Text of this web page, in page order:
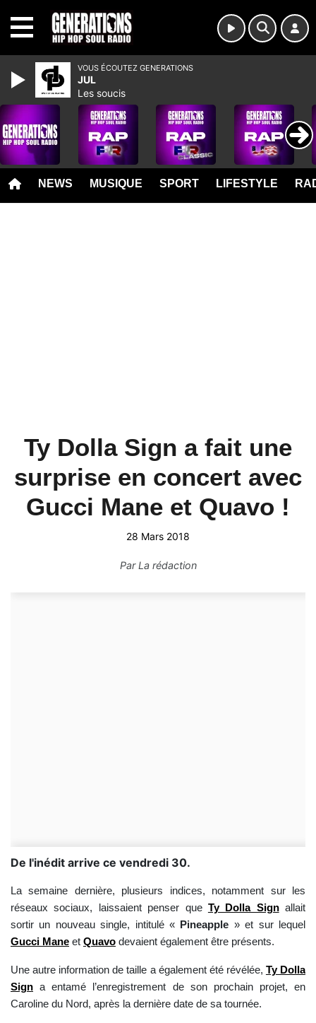
NEWS MUSIQUE SPORT LIFESTYLE
Ty Dolla Sign a fait une
surprise en concert avec
Gucci Mane et Quavo !
28 Mars 2018
ParLa rédaction
De l'inédit arrive ce vendredi 30.
La semaine dernière, plusieurs indices, notamment sur les
réseaux sociaux, laissaient penser que Ty Dolla Signallait
sortir un nouveau single, intitulé «
Pineapple » et sur lequel
Gucci Mane et Quavo devaient également être présents.
Une autre information de taille a également été révélée, Ty Dolla
Sign a entamé l’enregistrement de son prochain projet, en
Caroline du Nord, après la dernière date de sa tournée.
VOUS ÉCOUTEZ GENERATIONS
JUL
Les soucis